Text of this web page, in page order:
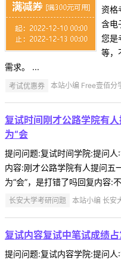
资格
含电
您是
等，
需求。 ...
考试优惠券 本站小编 Free壹佰
复试时间刚才公路学院有
为“会
提问问题:复试时间学院:提问
内容:刚才公路学院有人提问五
为“会”，是打错了吗回复内容:
长安大学考研问题 本站小编 长
复试内容复试中笔试成绩
提问问题:复试内容学院:提问